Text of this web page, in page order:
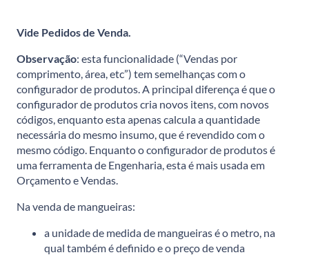
Vide Pedidos de Venda
Observação: esta funcionalidade (“Vendas por
comprimento, área, etc”) tem semelhanças com o
configurador de produtos. A principal diferença é que o
configurador de produtos cria novos itens, com novos
códigos, enquanto esta apenas calcula a quantidade
necessária do mesmo insumo, que é revendido com o
mesmo código. Enquanto o configurador de produtos é
uma ferramenta de Engenharia, esta é mais usada em
Orçamento e Vendas.
Na venda de mangueiras:
a unidade de medida de mangueiras é o metro, na
qual também é definido e o preço de venda